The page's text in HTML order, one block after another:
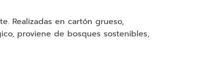
Realizadas en cartón grueso,
proviene de bosques sostenibles,